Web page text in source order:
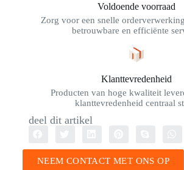
Voldoende voorraad
Zorg voor een snelle
betrouwbare en efficiënte
Klanttevredenheid
Producten van hoge kwaliteit
klanttevredenheid centraal
deel dit artikel
NEEM CONTACT MET ONS OP